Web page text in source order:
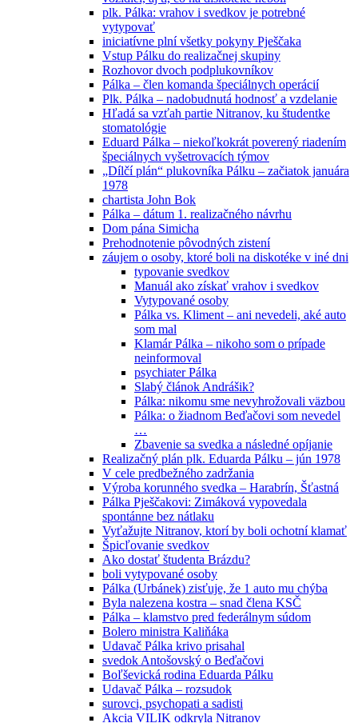
plk. Pálka: vrahov i svedkov je potrebné
vytypovať
iniciatívne plní všetky pokyny Pješčaka
Vstup Pálku do realizačnej skupiny
Rozhovor dvoch podplukovníkov
Pálka – člen komanda špeciálnych operácií
Plk. Pálka – nadobudnutá hodnosť a vzdelanie
Hľadá sa vzťah partie Nitranov, ku študentke
stomatológie
Eduard Pálka – niekoľkokrát poverený riadením
špeciálnych vyšetrovacích týmov
„Dílčí plán“ plukovníka Pálku – začiatok januára
1978
chartista John Bok
Pálka – dátum 1. realizačného návrhu
Dom pána Simicha
Prehodnotenie pôvodných zistení
záujem o osoby, ktoré boli na diskotéke v iné dni
typovanie svedkov
Manuál ako získať vrahov i svedkov
Vytypované osoby
Pálka vs. Kliment – ani nevedeli, aké auto
som mal
Klamár Pálka – nikoho som o prípade
neinformoval
psychiater Pálka
Slabý článok Andrášik?
Pálka: nikomu sme nevyhrožovali väzbou
Pálka: o žiadnom Beďačovi som nevedel
…
Zbavenie sa svedka a následné opíjanie
Realizačný plán plk. Eduarda Pálku – jún 1978
V cele predbežného zadržania
Výroba korunného svedka – Harabrín, Šťastná
Pálka Pješčakovi: Zimáková vypovedala
spontánne bez nátlaku
Vyťažujte Nitranov, ktorí by boli ochotní klamať
Špicľovanie svedkov
Ako dostať študenta Brázdu?
boli vytypované osoby
Pálka (Urbánek) zisťuje, že 1 auto mu chýba
Byla nalezena kostra – snad člena KSČ
Pálka – klamstvo pred federálnym súdom
Bolero ministra Kaliňáka
Udavač Pálka krivo prisahal
svedok Antošovský o Beďačovi
Boľševická rodina Eduarda Pálku
Udavač Pálka – rozsudok
surovci, psychopati a sadisti
Akcia VILIK odkryla Nitranov